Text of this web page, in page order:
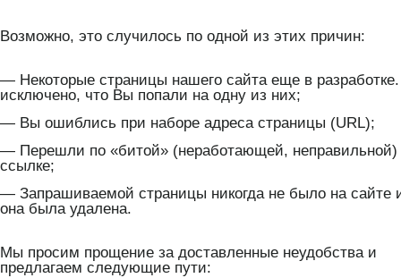
Возможно, это случилось по одной из этих причин:
— Некоторые страницы нашего сайта еще в
исключено, что Вы попали на одну из них;
— Вы ошиблись при наборе адреса страницы (URL);
— Перешли по «битой» (неработающей, неправильной)
ссылке;
— Запрашиваемой страницы никогда не было на сайте
она была удалена.
Мы просим прощение за доставленные неудобства и
предлагаем следующие пути: